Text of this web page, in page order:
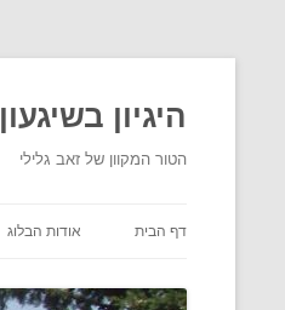
היגיון בשיגעון
הטור המקוון של זאב גלילי
דף הבית אודות הבלוג